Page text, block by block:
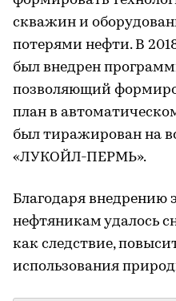
скважин и
потерями нефти. В
был внедрен
позволяющий
план в
был тиражирован на
«ЛУКОЙЛ-ПЕРМЬ».
Благодаря внедрению
нефтяникам удалось
как следствие,
использования